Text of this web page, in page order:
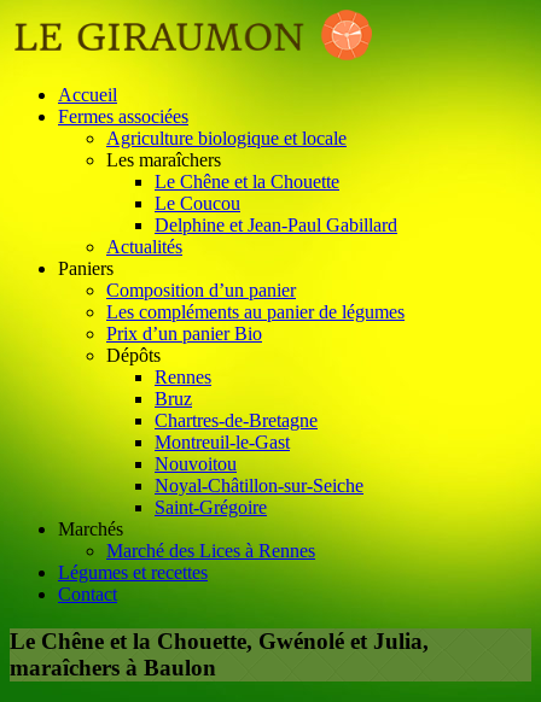
Accueil
Fermes associées
Agriculture biologique et locale
Les maraîchers
Le Chêne et la Chouette
Le Coucou
Delphine et Jean-Paul Gabillard
Actualités
Paniers
Composition d’un panier
Les compléments au panier de légumes
Prix d’un panier Bio
Dépôts
Rennes
Bruz
Chartres-de-Bretagne
Montreuil-le-Gast
Nouvoitou
Noyal-Châtillon-sur-Seiche
Saint-Grégoire
Marchés
Marché des Lices à Rennes
Légumes et recettes
Contact
Le Chêne et la Chouette, Gwénolé et Julia,
maraîchers à Baulon